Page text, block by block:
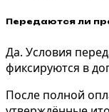
Передаются ли
Да. Условия
фиксируются в
После полной